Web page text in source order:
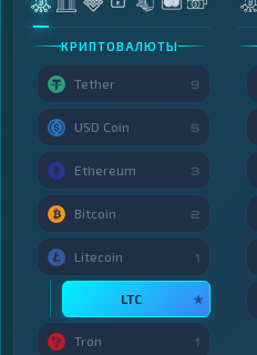
КРИПТОВАЛЮТЫ
Tether 9
USD Coin 5
Ethereum 3
Bitcoin 2
Litecoin 1
LTC ★
Tron 1